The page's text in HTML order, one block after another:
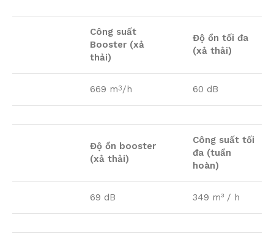
Công suất
Booster (xả
thải)
Độ ồn tối đa
(xả thải)
669 m3/h 60 dB
Độ ồn booster
(xả thải)
Công suất tối
đa (tuần
hoàn)
69 dB 349 m³ / h